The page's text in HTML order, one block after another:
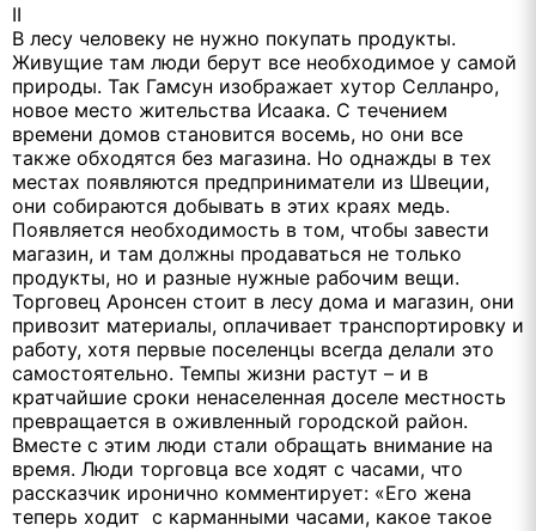
II
В лесу человеку не нужно покупать продукты.
Живущие там люди берут все необходимое у самой
природы. Так Гамсун изображает хутор Селланро,
новое место жительства Исаака. С течением
времени домов становится восемь, но они все
также обходятся без магазина. Но однажды в тех
местах появляются предприниматели из Швеции,
они собираются добывать в этих краях медь.
Появляется необходимость в том, чтобы завести
магазин, и там должны продаваться не только
продукты, но и разные нужные рабочим вещи.
Торговец Аронсен стоит в лесу дома и магазин, они
привозит материалы, оплачивает транспортировку и
работу, хотя первые поселенцы всегда делали это
самостоятельно. Темпы жизни растут – и в
кратчайшие сроки ненаселенная доселе местность
превращается в оживленный городской район.
Вместе с этим люди стали обращать внимание на
время. Люди торговца все ходят с часами, что
рассказчик иронично комментирует: «Его жена
теперь ходит с карманными часами, какое такое